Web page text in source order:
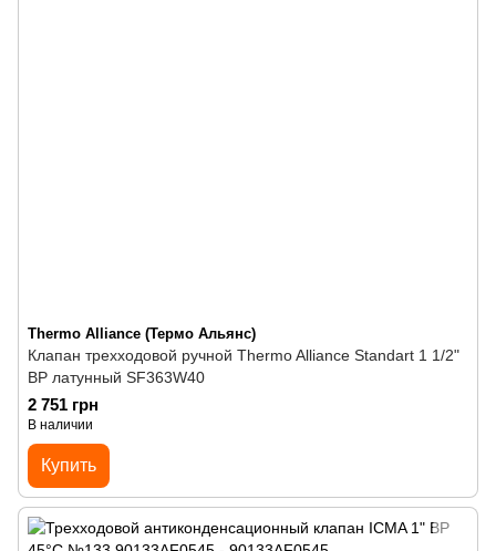
Thermo Alliance (Термо Альянс)
Клапан трехходовой ручной Thermo Alliance Standart 1 1/2"
ВР латунный SF363W40
2 751 грн
В наличии
Купить